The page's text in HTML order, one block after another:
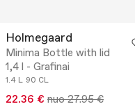
Holmegaard
Minima Bottle with lid
1,4 l - Grafinai
1.4 L 90 CL
22.36 € nuo 27.95 €